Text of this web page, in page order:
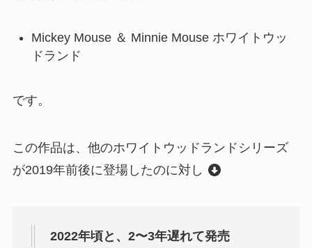
Mickey Mouse ＆ Minnie Mouse ホワイトウッ
ドランド
です。
この作品は、他のホワイトウッドランドシリーズ
が2019年前後に登場したのに対し
2022年頃と、2〜3年遅れて発売